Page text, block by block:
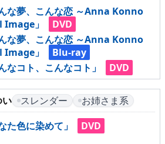
んな夢、こんな恋 ～Anna Konno
Image」
DVD
んな夢、こんな恋 ～Anna Konno
Image」
Blu-ray
なコト、こんなコト」
DVD
い スレンダー
お姉さま系
た色に染めて」
DVD